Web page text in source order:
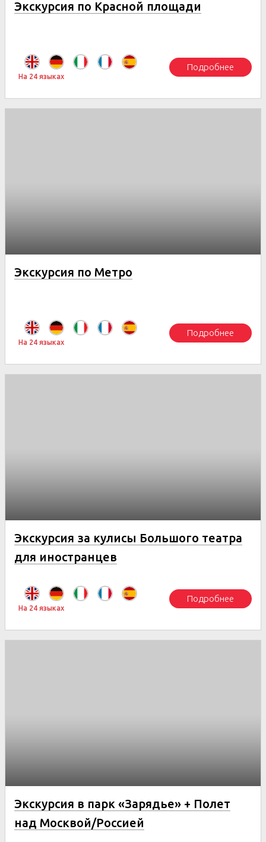
Экскурсия по Красной площади
На 24 языках
Подробнее
Экскурсия по Метро
На 24 языках
Подробнее
Экскурсия за кулисы Большого театра
для иностранцев
На 24 языках
Подробнее
Экскурсия в парк «Зарядье» + Полет
над Москвой/Россией